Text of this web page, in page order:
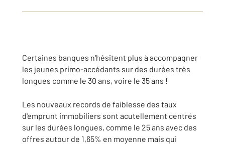
Certaines banques n'hésitent plus à accompagner
les jeunes primo-accédants sur des durées très
longues comme le 30 ans, voire le 35 ans !
Les nouveaux records de faiblesse des taux
d'emprunt immobiliers sont acutellement centrés
sur les durées longues, comme le 25 ans avec des
offres autour de 1,65% en moyenne mais qui